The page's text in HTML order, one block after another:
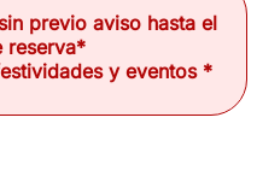
previo aviso hasta el
reserva*
y eventos *